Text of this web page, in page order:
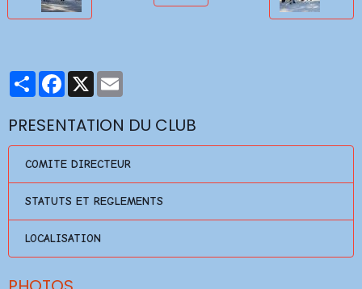
PartagerFacebook
X
PRESENTATION DU CLUB
COMITE DIRECTEUR
STATUTS ET REGLEMENTS
LOCALISATION